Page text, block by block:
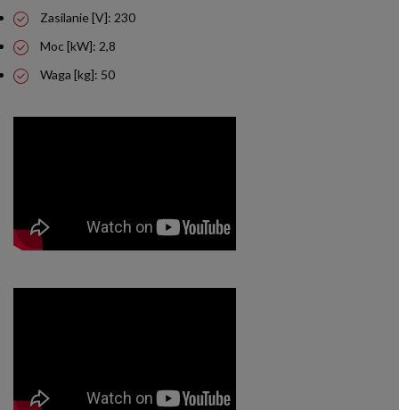
Zasilanie [V]: 230
Moc [kW]: 2,8
Waga [kg]: 50